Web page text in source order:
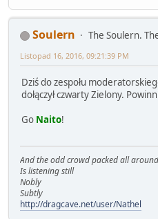
Soulern The Soulern.
Listopad 16, 2016, 09:21:39 PM
Dziś do zespołu
dołączył czwarty Zielony.
Go Naito!
And the odd crowd packed all around
Is listening still
Nobly
Subtly
http://dragcave.net/user/Nathel